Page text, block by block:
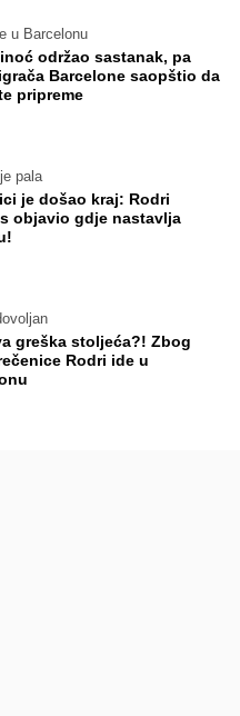
u Barcelonu
održao sastanak, pa
Barcelone saopštio da
pripreme
pala
je došao kraj: Rodri
objavio gdje nastavlja
greška stoljeća?! Zbog
Rodri ide u